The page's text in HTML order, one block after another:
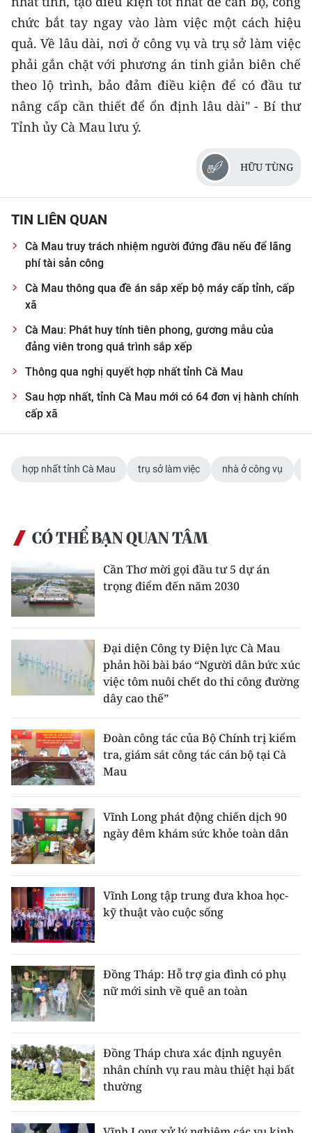
chức bắt tay ngay vào làm việc một cách hiệu
quả. Về lâu dài, nơi ở công vụ và trụ sở làm việc
phải gắn chặt với phương án tinh giản biên chế
theo lộ trình, bảo đảm điều kiện để có đầu tư
nâng cấp cần thiết để ổn định lâu dài" - Bí thư
Tỉnh ủy Cà Mau lưu ý.
HỮU TÙNG
TIN LIÊN QUAN
Cà Mau truy trách nhiệm người đứng đầu nếu để lãng
phí tài sản công
Cà Mau thông qua đề án sắp xếp bộ máy cấp tỉnh, cấp
xã
Cà Mau: Phát huy tính tiên phong, gương mẫu của
đảng viên trong quá trình sắp xếp
Thông qua nghị quyết hợp nhất tỉnh Cà Mau
Sau hợp nhất, tỉnh Cà Mau mới có 64 đơn vị hành chính
cấp xã
hợp nhất tỉnh Cà Mau trụ sở làm việc nhà ở công vụ
CÓ THỂ BẠN QUAN TÂM
Cần Thơ mời gọi đầu tư 5 dự án
trọng điểm đến năm 2030
Đại diện Công ty Điện lực Cà Mau
phản hồi bài báo “Người dân bức xúc
việc tôm nuôi chết do thi công đường
dây cao thế”
Đoàn công tác của Bộ Chính trị kiểm
tra, giám sát công tác cán bộ tại Cà
Mau
Vĩnh Long phát động chiến dịch 90
ngày đêm khám sức khỏe toàn dân
Vĩnh Long tập trung đưa khoa học-
kỹ thuật vào cuộc sống
Đồng Tháp: Hỗ trợ gia đình có phụ
nữ mới sinh về quê an toàn
Đồng Tháp chưa xác định nguyên
nhân chính vụ rau màu thiệt hại bất
thường